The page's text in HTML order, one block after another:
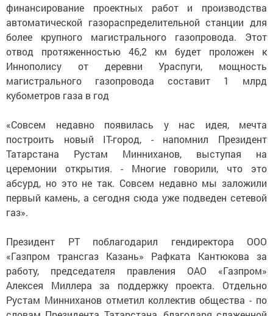
финансирование проектных работ и производства
автоматической газораспределительной станции для
более крупного магистрального газопровода. Этот
отвод протяженностью 46,2 км будет проложен к
Иннополису от деревни Ураспуги, мощность
магистрального газопровода составит 1 млрд
кубометров газа в год
«Совсем недавно появилась у нас идея, мечта
построить новый IT-город, - напомнил Президент
Татарстана Рустам Минниханов, выступая на
церемонии открытия. - Многие говорили, что это
абсурд, но это не так. Совсем недавно мы заложили
первый камень, а сегодня сюда уже подведен сетевой
газ».
Президент РТ поблагодарил гендиректора ООО
«Газпром трансгаз Казань» Рафката Кантюкова за
работу, председателя правления ОАО «Газпром»
Алексея Миллера за поддержку проекта. Отдельно
Рустам Минниханов отметил коллектив общества - по